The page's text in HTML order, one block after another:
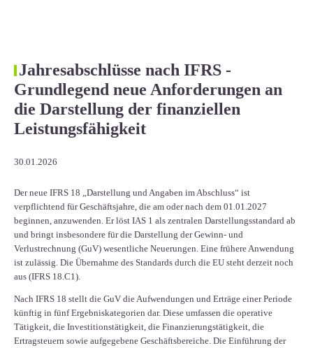
Jahresabschlüsse nach IFRS -
Grundlegend neue Anforderungen an
die Darstellung der finanziellen
Leistungsfähigkeit
30.01.2026
Der neue IFRS 18 „Darstellung und Angaben im Abschluss“ ist
verpflichtend für Geschäftsjahre, die am oder nach dem 01.01.2027
beginnen, anzuwenden. Er löst IAS 1 als zentralen Darstellungsstandard ab
und bringt insbesondere für die Darstellung der Gewinn- und
Verlustrechnung (GuV) wesentliche Neuerungen. Eine frühere Anwendung
ist zulässig. Die Übernahme des Standards durch die EU steht derzeit noch
aus (IFRS 18.C1).
Nach IFRS 18 stellt die GuV die Aufwendungen und Erträge einer Periode
künftig in fünf Ergebniskategorien dar. Diese umfassen die operative
Tätigkeit, die Investitionstätigkeit, die Finanzierungstätigkeit, die
Ertragsteuern sowie aufgegebene Geschäftsbereiche. Die Einführung der